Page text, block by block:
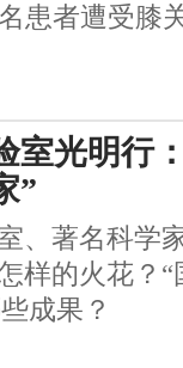
患者遭受膝
室光明行
”
、著名科学
样的火花？
成果？